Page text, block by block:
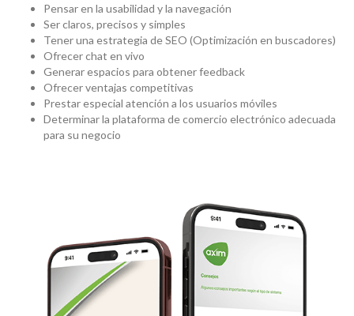
Pensar en la usabilidad y la navegación
Ser claros, precisos y simples
Tener una estrategia de SEO (Optimización en buscadores)
Ofrecer chat en vivo
Generar espacios para obtener feedback
Ofrecer ventajas competitivas
Prestar especial atención a los usuarios móviles
Determinar la plataforma de comercio electrónico adecuada
para su negocio